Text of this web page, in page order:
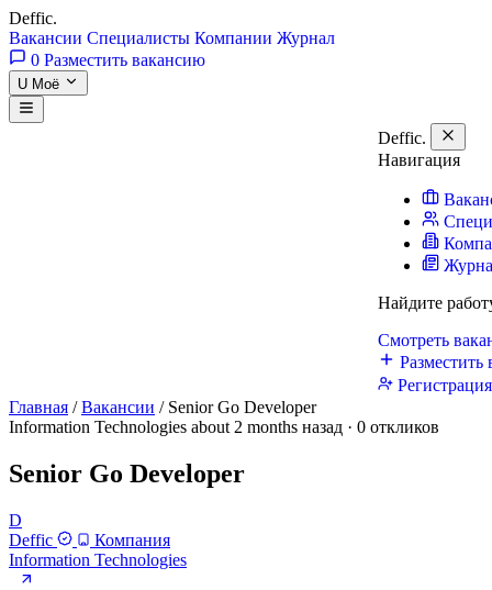
Deffic.
Вакансии Специалисты Компании Журнал
0 Разместить вакансию
U Моё
Deffic.
Навигация
Найдите
Смотреть
Разместить
Главная / Вакансии / Senior Go Developer
Information Technologies about 2 months назад · 0 откликов
Senior Go Developer
D
Deffic
Компания
Information Technologies